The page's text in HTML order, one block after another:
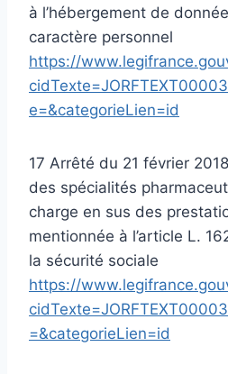
à l’hébergement de
caractère personnel
https://
e=&categorieLien=id
17 Arrêté du 21 février
des spécialités
charge en sus des
mentionnée à l’article L.
la sécurité sociale
https://
=&categorieLien=id